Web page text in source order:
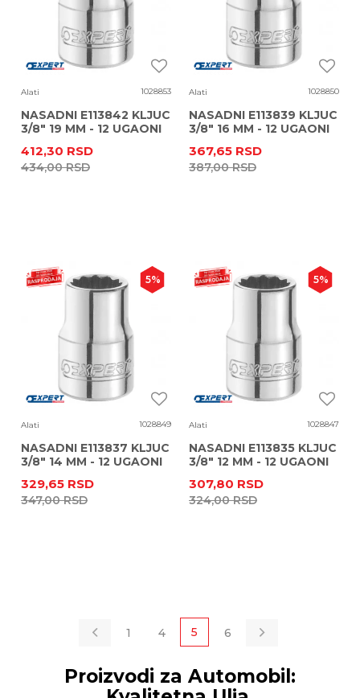
Alati 1028853
NASADNI E113842 KLJUC
3/8" 19 MM - 12 UGAONI
412,30 RSD
434,00RSD
Alati 1028850
NASADNI E113839 KLJUC
3/8" 16 MM - 12 UGAONI
367,65 RSD
387,00RSD
5%
Alati 1028849
NASADNI E113837 KLJUC
3/8" 14 MM - 12 UGAONI
329,65 RSD
347,00RSD
5%
Alati 1028847
NASADNI E113835 KLJUC
3/8" 12 MM - 12 UGAONI
307,80 RSD
324,00RSD
1 4 5 6
Proizvodi za Automobil: